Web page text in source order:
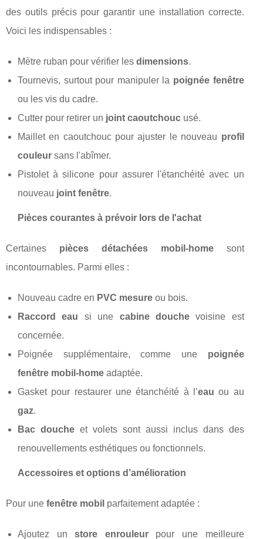
des outils précis pour garantir une installation correcte.
Voici les indispensables :
Mètre ruban pour vérifier les dimensions.
Tournevis, surtout pour manipuler la poignée fenêtre
ou les vis du cadre.
Cutter pour retirer un joint caoutchouc usé.
Maillet en caoutchouc pour ajuster le nouveau profil
couleur sans l'abîmer.
Pistolet à silicone pour assurer l'étanchéité avec un
nouveau joint fenêtre.
Pièces courantes à prévoir lors de l'achat
Certaines pièces détachées mobil-homesont
incontournables. Parmi elles :
Nouveau cadre en PVC mesure ou bois.
Raccord eau si une cabine douchevoisine est
concernée.
Poignée supplémentaire, comme une poignée
fenêtre mobil-home adaptée.
Gasket pour restaurer une étanchéité à l’eau ou au
gaz.
Bac doucheet volets sont aussi inclus dans des
renouvellements esthétiques ou fonctionnels.
Accessoires et options d’amélioration
Pour une fenêtre mobil parfaitement adaptée :
Ajoutez unstore enrouleurpour une meilleure